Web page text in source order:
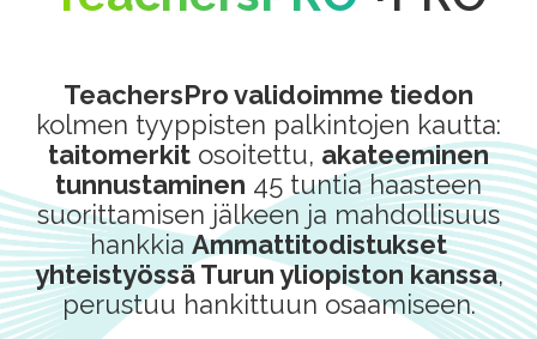
TeachersPro validoimme tiedon
kolmen tyyppisten palkintojen kautta:
taitomerkit osoitettu, akateeminen
tunnustaminen 45 tuntia haasteen
suorittamisen jälkeen ja mahdollisuus
hankkiaAmmattitodistukset
yhteistyössä Turun yliopiston kanssa,
perustuu hankittuun osaamiseen.